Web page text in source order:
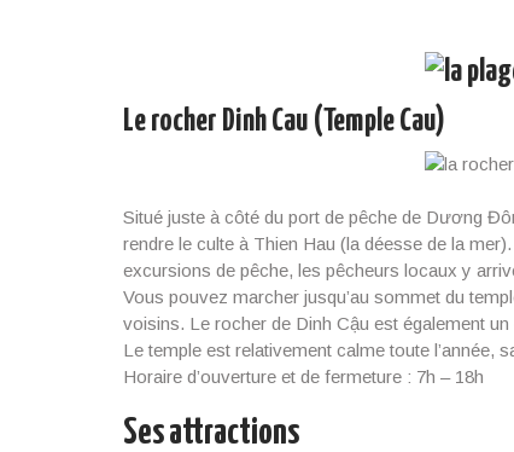
Le rocher Dinh Cau (Temple Cau)
Situé juste à côté du port de pêche de Dương
rendre le culte à Thien Hau (la déesse de la
excursions de pêche, les pêcheurs locaux y
Vous pouvez marcher jusqu’au sommet du
voisins. Le rocher de Dinh Cậu est également
Le temple est relativement calme toute l’année,
Horaire d’ouverture et de fermeture : 7h – 18h
Ses attractions